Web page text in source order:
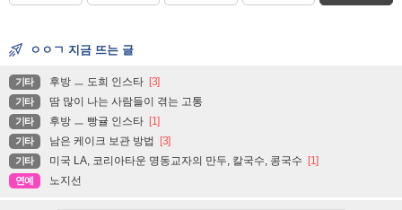
ㅇㅇㄱ 지금 뜨는 글
기타 후방 ㅡ 도희 인스타 [3]
기타 땀 많이 나는 사람들이 겪는 고통
기타 후방 ㅡ 빵귤 인스타 [1]
기타 남은 케이크 보관 방법 [3]
기타 미국 LA, 코리아타운 명동교자의 만두, 칼국수, 콩국수 [1]
연예 노지선